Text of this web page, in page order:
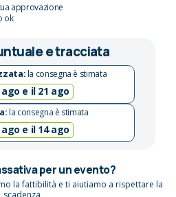
approvazione
ok
e tracciata
la consegna è stimata
e il 21 ago
la consegna è stimata
e il 14 ago
per un evento?
la fattibilità e ti aiutiamo a rispettare la
scadenza